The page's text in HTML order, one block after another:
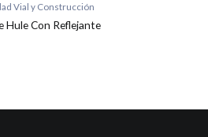
Vial y Construcción
Hule Con Reflejante